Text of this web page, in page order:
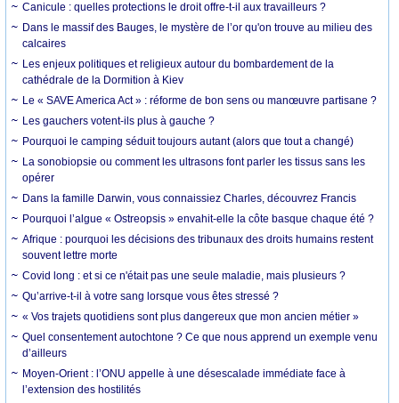
Canicule : quelles protections le droit offre-t-il aux travailleurs ?
Dans le massif des Bauges, le mystère de l’or qu'on trouve au milieu des
calcaires
Les enjeux politiques et religieux autour du bombardement de la
cathédrale de la Dormition à Kiev
Le « SAVE America Act » : réforme de bon sens ou manœuvre partisane ?
Les gauchers votent-ils plus à gauche ?
Pourquoi le camping séduit toujours autant (alors que tout a changé)
La sonobiopsie ou comment les ultrasons font parler les tissus sans les
opérer
Dans la famille Darwin, vous connaissiez Charles, découvrez Francis
Pourquoi l’algue « Ostreopsis » envahit-elle la côte basque chaque été ?
Afrique : pourquoi les décisions des tribunaux des droits humains restent
souvent lettre morte
Covid long : et si ce n'était pas une seule maladie, mais plusieurs ?
Qu’arrive-t-il à votre sang lorsque vous êtes stressé ?
« Vos trajets quotidiens sont plus dangereux que mon ancien métier »
Quel consentement autochtone ? Ce que nous apprend un exemple venu
d’ailleurs
Moyen-Orient : l’ONU appelle à une désescalade immédiate face à
l’extension des hostilités